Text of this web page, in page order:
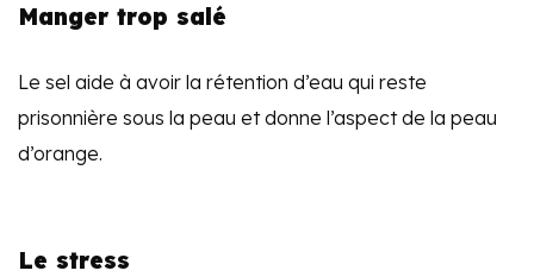
Manger trop salé
Le sel aide à avoir la rétention d’eau qui reste
prisonnière sous la peau et donne l’aspect de la peau
d’orange.
Le stress